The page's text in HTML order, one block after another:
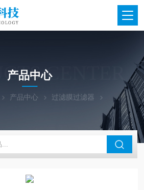
CENTER
产品中心
产品中心 过滤膜过滤器 天津津腾